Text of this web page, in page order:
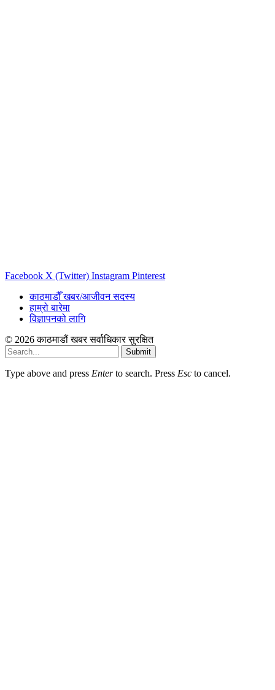
Facebook X (Twitter) Instagram Pinterest
काठमाडौँ खबर/आजीवन सदस्य
हाम्रो बारेमा
विज्ञापनको लागि
© 2026 काठमाडौं खबर सर्वाधिकार सुरक्षित
Submit
Type above and press Enterto search. Press Esc to cancel.